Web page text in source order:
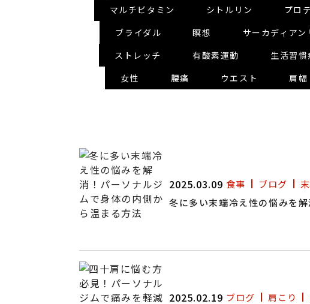
マルチビタミン
シトルリン プロ
ブライダル
瞑想 サーカディアン
ストレッチ
有酸素運動 生活習慣
女性
腰痛 ウエスト 肩幅
2025.03.09 食事 ブログ
冬に多い末端冷え性の悩みを
2025.02.19 ブログ 肩こり